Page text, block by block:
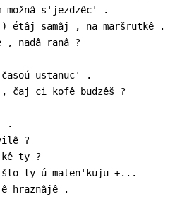
možnâ s'jezdzêc' .
étâj samâj , na maršrutkê .
, nadâ ranâ ?
ustanuc' .
ci kofê budzêš ?
.
?
ty ?
ty ú malen'kuju +...
hraznâjê .